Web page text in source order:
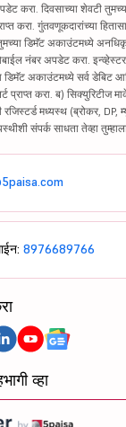
करा. दिवसाच्या शेवटी
करा. गुंतवणूकदारांच्या
डिमॅट अकाउंटमध्ये
नंबर अपडेट करा.
अकाउंटमध्ये सर्व डेबिट
प्राप्त करा. ब) सिक्युरिटीज
मध्यस्थ (ब्रोकर, DP,
संपर्क साधता तेव्हा
8976689766
व्हा